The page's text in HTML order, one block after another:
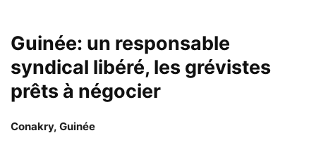
Guinée: un responsable
syndical libéré, les grévistes
prêts à négocier
Conakry, Guinée